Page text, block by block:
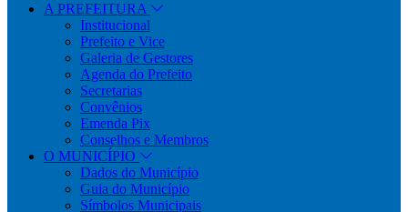
A PREFEITURA
Institucional
Prefeito e Vice
Galeria de Gestores
Agenda do Prefeito
Secretarias
Convênios
Emenda Pix
Conselhos e Membros
O MUNICÍPIO
Dados do Município
Guia do Município
Símbolos Municipais